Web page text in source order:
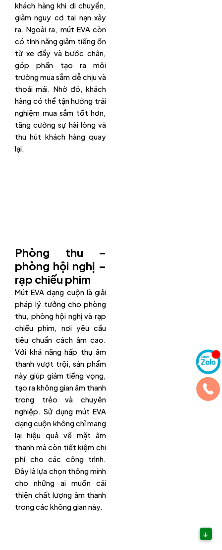
khách hàng khi di chuyển,
giảm nguy cơ tai nạn xảy
ra. Ngoài ra, mút EVA còn
có tính năng giảm tiếng ồn
từ xe đẩy và bước chân,
góp phần tạo ra môi
trường mua sắm dễ chịu và
thoải mái. Nhờ đó, khách
hàng có thể tận hưởng trải
nghiệm mua sắm tốt hơn,
tăng cường sự hài lòng và
thu hút khách hàng quay
lại.
Phòng thu –
phòng hội nghị –
rạp chiếu phim
Mút EVA dạng cuộn là giải
pháp lý tưởng cho phòng
thu, phòng hội nghị và rạp
chiếu phim, nơi yêu cầu
tiêu chuẩn cách âm cao.
Với khả năng hấp thụ âm
thanh vượt trội, sản phẩm
này giúp giảm tiếng vọng,
tạo ra không gian âm thanh
trong trẻo và chuyên
nghiệp. Sử dụng mút EVA
dạng cuộn không chỉ mang
lại hiệu quả về mặt âm
thanh mà còn tiết kiệm chi
phí cho các công trình.
Đây là lựa chọn thông minh
cho những ai muốn cải
thiện chất lượng âm thanh
trong các không gian này.
↓